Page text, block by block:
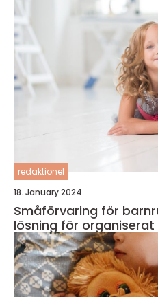
redaktionel
18. January 2024
Småförvaring för
lösning för